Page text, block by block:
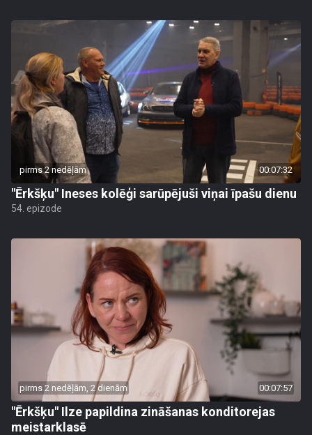
pirms 2 nedēļām 00:07:32
"Ērkšķu" Ineses kolēģi sarūpējuši viņai īpašu dienu
54. epizode
pirms 2 nedēļām, 2 dienām 00:07:57
"Ērkšķu" Ilze papildina zināšanas konditorejas
meistarklasē